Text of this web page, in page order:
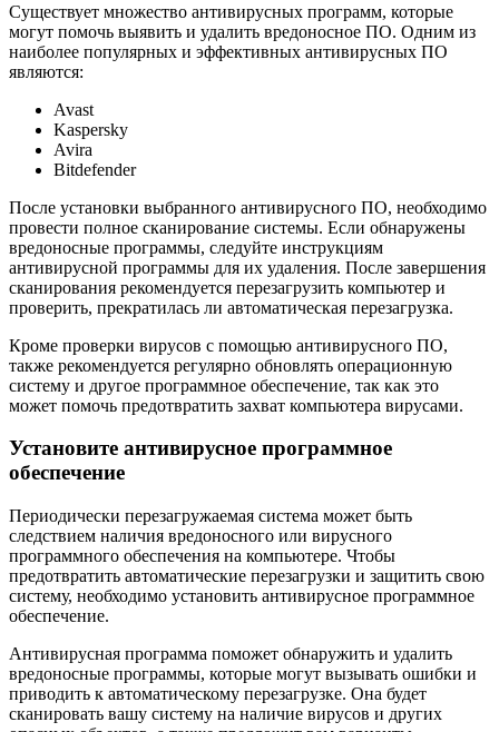
Существует множество антивирусных программ, которые
могут помочь выявить и удалить вредоносное ПО. Одним из
наиболее популярных и эффективных антивирусных ПО
являются:
Avast
Kaspersky
Avira
Bitdefender
После установки выбранного антивирусного ПО, необходимо
провести полное сканирование системы. Если обнаружены
вредоносные программы, следуйте инструкциям
антивирусной программы для их удаления. После завершения
сканирования рекомендуется перезагрузить компьютер и
проверить, прекратилась ли автоматическая перезагрузка.
Кроме проверки вирусов с помощью антивирусного ПО,
также рекомендуется регулярно обновлять операционную
систему и другое программное обеспечение, так как это
может помочь предотвратить захват компьютера вирусами.
Установите антивирусное программное
обеспечение
Периодически перезагружаемая система может быть
следствием наличия вредоносного или вирусного
программного обеспечения на компьютере. Чтобы
предотвратить автоматические перезагрузки и защитить свою
систему, необходимо установить антивирусное программное
обеспечение.
Антивирусная программа поможет обнаружить и удалить
вредоносные программы, которые могут вызывать ошибки и
приводить к автоматическому перезагрузке. Она будет
сканировать вашу систему на наличие вирусов и других